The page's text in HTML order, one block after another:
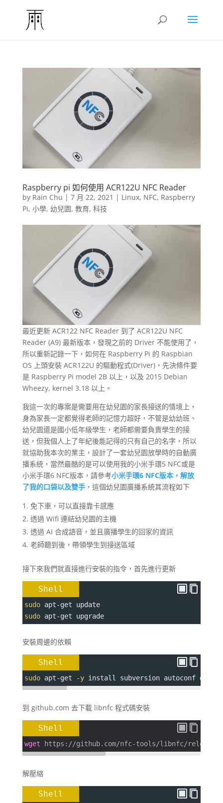
Raspberry pi 如何使用 ACR122U NFC Reader
by Rain Chu | 7 月 22, 2021 | Linux, NFC, Raspberry
Pi, 小學, 幼兒園, 教育, 科技
最近更新 ACR122 NFC Reader 到了 ACR122U NFC
Reader (A9) 最新版本，發現之前的 Driver 不能使用了，
所以重新記錄一下，如何在 Raspberry Pi 的 Raspbian
OS 上頭安裝 ACR122U 的驅動程式(Driver)，先決條件要
是 Raspberry Pi model 2B 以上，以及 2015 Debian
Wheezy, kernel 3.18 以上。
我這一次的專案是需要用在幼兒園的家長接送的情境上，
身為家長一定都覺得老師的記憶力超好，不管是幼幼班、
幼兒園還是國小低年級學生，老師都需要負責學生的接
送，但我個人上了年紀後能記得的只有自己的名字，所以
就協助我本次的業主，設計了一套幼兒園放學時的自動廣
播系統，當然最酷的是可以使用我的小米手環5 NFC或是
小米手環6 NFC版本，請參考小米手環6 NFC版本，解放
了我的口袋以及雙手，這個幼兒園廣播系統其流程如下
免下車，可以直接靠卡感應
透過 Wifi 連結幼兒園的主機
透過 AI 合成語音，並且廣播學生的回家的資訊
老師聽到後，帶領學生到接送區域
接下來我們就直接進行安裝的指令，首先進行更新
Shell
sudo apt-get update
sudo apt-get upgrade
安裝周邊的依賴
Shell
sudo apt-get -y install subversion autoconf
到 github.com 去下載 libnfc 程式碼安裝
Shell
wget https://github.com/nfc-tools/libnfc/
解壓縮
Shell